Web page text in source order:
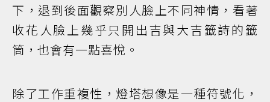
下，退到後面觀察別人臉上不同神情，看著
收花人臉上幾乎只開出吉與大吉籤詩的籤
筒，也會有一點喜悅。
除了工作重複性，燈塔想像是一種符號化，